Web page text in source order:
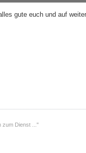
gute euch und auf
zum Dienst ..."